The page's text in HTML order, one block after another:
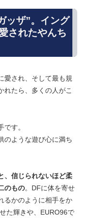
ッザ”。イング
されたやんち
愛され、そして最も規
れたら、多くの人がこ
す。
のような遊び心に満ち
、信じられないほど柔
のもの。DFに体を寄せ
るかのように相手をか
た輝きや、EURO96で